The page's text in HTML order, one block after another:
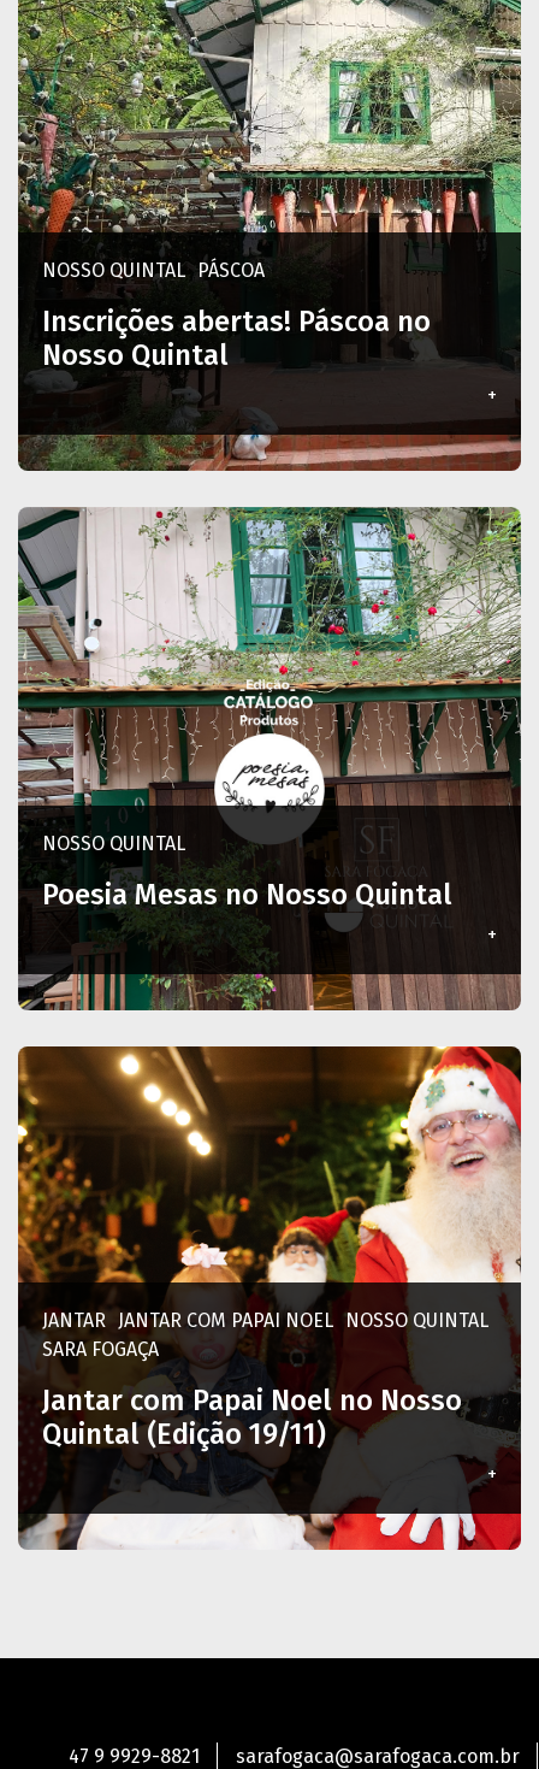
NOSSO QUINTAL PÁSCOA
Inscrições abertas! Páscoa no
Nosso Quintal
+
NOSSO QUINTAL
Poesia Mesas no Nosso Quintal
+
JANTAR JANTAR COM PAPAI NOEL NOSSO QUINTAL
SARA FOGAÇA
Jantar com Papai Noel no Nosso
Quintal (Edição 19/11)
+
47 9 9929-8821 sarafogaca@sarafogaca.com.br